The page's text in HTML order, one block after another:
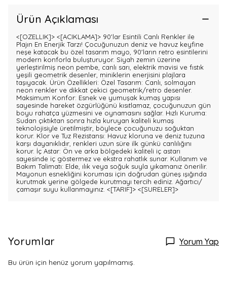
Ürün Açıklaması
<[OZELLIK]> <[ACIKLAMA]> 90'lar Esintili Canlı Renkler ile
Plajın En Enerjik Tarzı! Çocuğunuzun deniz ve havuz keyfine
neşe katacak bu özel tasarım mayo, 90'ların retro esintilerini
modern konforla buluşturuyor. Siyah zemin üzerine
yerleştirilmiş neon pembe, canlı sarı, elektrik mavisi ve fıstık
yeşili geometrik desenler, miniklerin enerjisini plajlara
taşıyacak. Ürün Özellikleri: Özel Tasarım: Canlı, solmayan
neon renkler ve dikkat çekici geometrik/retro desenler.
Maksimum Konfor: Esnek ve yumuşak kumaş yapısı
sayesinde hareket özgürlüğünü kısıtlamaz, çocuğunuzun gün
boyu rahatça yüzmesini ve oynamasını sağlar. Hızlı Kuruma:
Sudan çıktıktan sonra hızla kuruyan kaliteli kumaş
teknolojisiyle üretilmiştir, böylece çocuğunuzu soğuktan
korur. Klor ve Tuz Rezistansı: Havuz kloruna ve deniz tuzuna
karşı dayanıklıdır, renkleri uzun süre ilk günkü canlılığını
korur. İç Astar: Ön ve arka bölgedeki kaliteli iç astarı
sayesinde iç göstermez ve ekstra rahatlık sunar. Kullanım ve
Bakım Talimatı: Elde, ılık veya soğuk suyla yıkamanız önerilir.
Mayonun esnekliğini koruması için doğrudan güneş ışığında
kurutmak yerine gölgede kurutmayı tercih ediniz. Ağartıcı/
çamaşır suyu kullanmayınız. <[TARIF]> <[SURELER]>
Yorumlar Yorum Yap
Bu ürün için henüz yorum yapılmamış.